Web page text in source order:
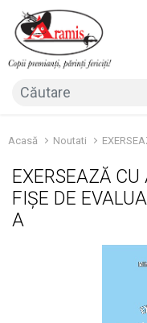
Acasă Noutati
EXERSEAZĂ
FIȘE DE
A